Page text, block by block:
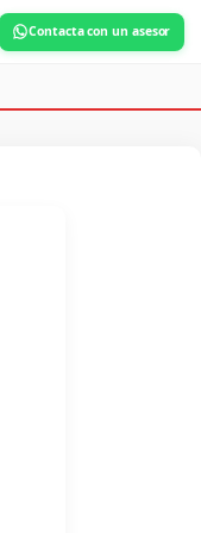
Mi cuenta
331 724 8432